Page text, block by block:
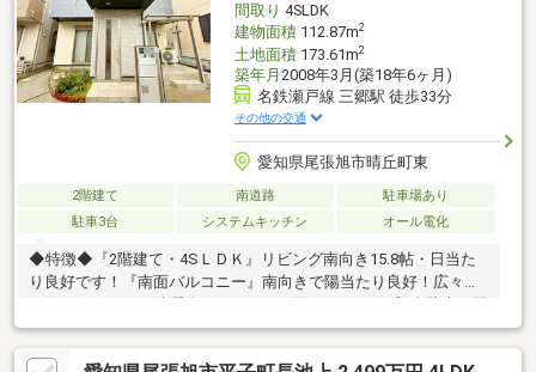
間取り 4SLDK
建物面積112.87m2
土地面積173.61m2
築年月 2008年3月(築18年6ヶ月)
名鉄瀬戸線 三郷駅 徒歩33分
その他の交通
愛知県尾張旭市晴丘町東
2階建て 南道路
駐車場あり
駐車3台
システムキッチン オール電化
◆特徴◆『2階建て・4SＬＤＫ』リビング南向き15.8帖・日当た
り良好です！『南面バルコニー』南向きで陽当たり良好！広々と
口が3ｍあるのでスペースに余裕をもって駐車が可能です！『大容
量収納』全居室収納付き、納戸もあるため収納スペースには困り